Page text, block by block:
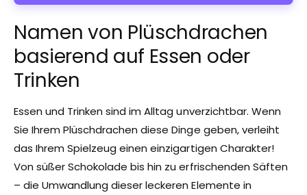
Namen von Plüschdrachen
basierend auf Essen oder
Trinken
Essen und Trinken sind im Alltag unverzichtbar. Wenn
Sie Ihrem Plüschdrachen diese Dinge geben, verleiht
das Ihrem Spielzeug einen einzigartigen Charakter!
Von süßer Schokolade bis hin zu erfrischenden Säften
– die Umwandlung dieser leckeren Elemente in